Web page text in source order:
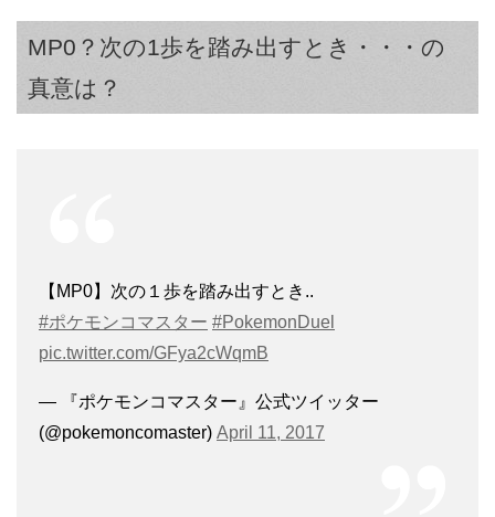
MP0？次の1歩を踏み出すとき・・・の
真意は？
【MP0】次の１歩を踏み出すとき..
#ポケモンコマスター #PokemonDuel
pic.twitter.com/GFya2cWqmB
— 『ポケモンコマスター』公式ツイッター
(@pokemoncomaster) April 11, 2017